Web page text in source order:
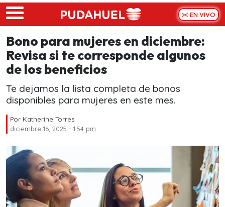
Skip to main content
EN VIVO
Bono para mujeres en diciembre:
Revisa si te corresponde algunos
de los beneficios
Te dejamos la lista completa de bonos
disponibles para mujeres en este mes.
Por Katherine Torres
diciembre 16, 2025 - 1:54 pm